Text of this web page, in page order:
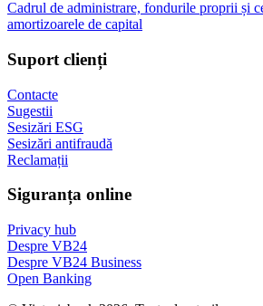
Cadrul de administrare, fondurile proprii și
amortizoarele de capital
Suport clienți
Contacte
Sugestii
Sesizări ESG
Sesizări antifraudă
Reclamații
Siguranța online
Privacy hub
Despre VB24
Despre VB24 Business
Open Banking